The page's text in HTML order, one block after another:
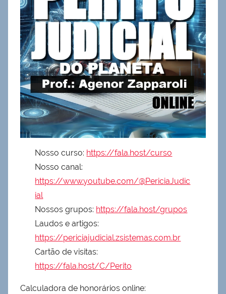
Nosso curso: https://fala.host/curso
Nosso canal:
https://www.youtube.com/@PericiaJudic
ial
Nossos grupos: https://fala.host/grupos
Laudos e artigos:
https://periciajudicial.zsistemas.com.br
Cartão de visitas:
https://fala.host/C/Perito
Calculadora de honorários online: